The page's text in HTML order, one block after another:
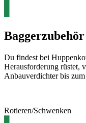
Baggerzubehör
Du findest bei
Herausforderung rüstet,
Anbauverdichter bis
Rotieren/Schwenken